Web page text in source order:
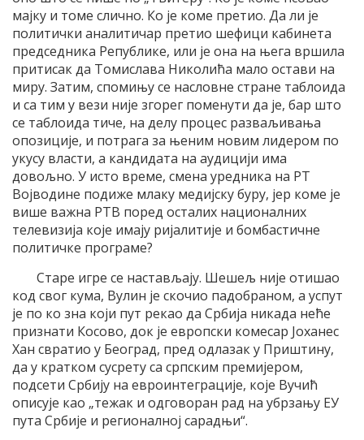
мајку и томе слично. Ко је коме претио. Да ли је
политички аналитичар претио шефици кабинета
председника Републике, или је она на њега вршила
притисак да Томислава Николића мало остави на
миру. Затим, спомињу се насловне стране таблоида
и са тим у вези није згорег поменути да је, бар што
се таблоида тиче, на делу процес разваљивања
опозиције, и потрага за њеним новим лидером по
укусу власти, а кандидата на аудицији има
довољно. У исто време, смена уредника на РТ
Војводине подиже млаку медијску буру, јер коме је
више важна РТВ поред осталих националних
телевизија које имају ријалитије и бомбастичне
политичке програме?
Старе игре се настављају. Шешељ није отишао
код свог кума, Вулин је скочио падобраном, а успут
је по ко зна који пут рекао да Србија никада неће
признати Косово, док је европски комесар Јоханес
Хан свратио у Београд, пред одлазак у Приштину,
да у кратком сусрету са српским премијером,
подсети Србију на евроинтеграције, које Вучић
описује као „тежак и одговоран рад на убрзању ЕУ
пута Србије и регионалној сарадњи“.